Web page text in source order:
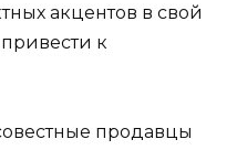
акцентов в свой
к
продавцы